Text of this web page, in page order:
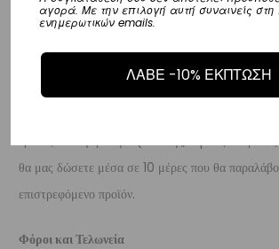
Επιστροφές είναι δεκτές εντός 14 ημερών από την
του προϊόντος χωρίς να έχετε την υποχρέωση να
λόγους της επιστροφής, υπό την προϋπόθεση ότι η
προϊόν είναι άθικτα.
τραπεζικό λογαριασμό (Εθνικής, Alpha,
θα μας δώσετε μέσα σε 10 μέρες που θα
επιστρεφόμενο προϊόν.
Φόροι και Τελωνεία
αγορά. Με την επιλογή αυτή συναινείς στη
ενημερωτικών emails.
ΛΑΒΕ -10% ΕΚΠΤΩΣΗ